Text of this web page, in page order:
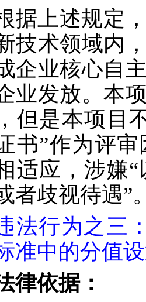
据上述规定
技术领域内
企业核心自
业发放。本
但是本项目
书”作为评
适应，涉嫌
者歧视待遇”
法行为之三
准中的分值
律依据：